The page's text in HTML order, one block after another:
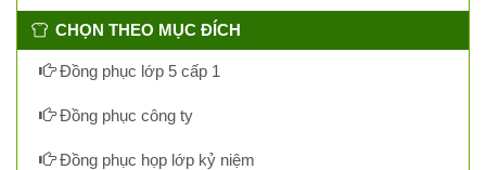
CHỌN THEO MỤC ĐÍCH
Đồng phục lớp 5 cấp 1
Đồng phục công ty
Đồng phục họp lớp kỷ niệm